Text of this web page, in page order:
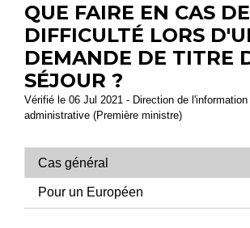
QUE FAIRE EN CAS DE
DIFFICULTÉ LORS
DEMANDE DE TITRE
SÉJOUR ?
Vérifié le 06 Jul 2021 - Direction de
administrative (Première ministre)
Cas général
Pour un Européen